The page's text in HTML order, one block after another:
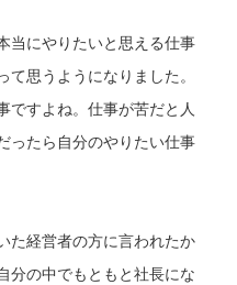
当にやりたいと思える仕事
思うようになりました。
ですよね。仕事が苦だと人
ったら自分のやりたい仕事
た経営者の方に言われたか
分の中でもともと社長にな